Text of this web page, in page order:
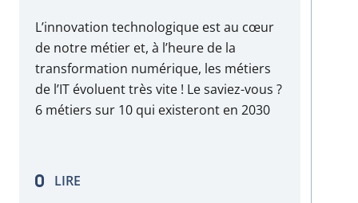
L’innovation technologique est au cœur
de notre métier et, à l’heure de la
transformation numérique, les métiers
de l’IT évoluent très vite ! Le saviez-vous ?
6 métiers sur 10 qui existeront en 2030
mobile, de cloud specialist ou encore
d’UX…
LIRE